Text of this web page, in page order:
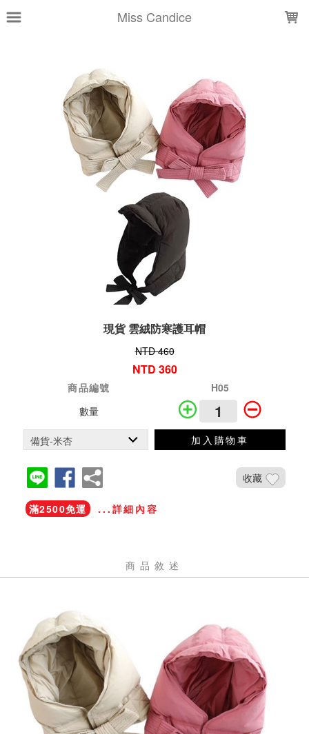
Miss Candice
現貨 雲絨防寒護耳帽
NTD 460
NTD 360
商品編號
H05
數量
加入購物車
收藏
滿2500免運 ...詳細內容
商品敘述